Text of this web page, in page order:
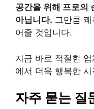
공간을 위해 프로의
아닙니다. 그만큼
어줄 것입니다.
지금 바로 적절한
에서 더욱 행복한
자주 묻는 질